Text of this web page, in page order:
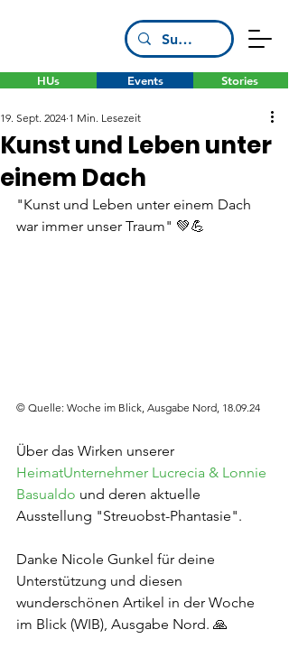
HUs Stories
Events
Kunst und Leben unter
einem Dach
19. Sept. 2024 1 Min. Lesezeit
"Kunst und Leben unter einem Dach
war immer unser Traum" 💚💪
© Quelle: Woche im Blick, Ausgabe Nord, 18.09.24
Über das Wirken unserer
HeimatUnternehmer Lucrecia & Lonnie
Basualdo und deren aktuelle
Ausstellung "Streuobst-Phantasie".
Danke Nicole Gunkel für deine
Unterstützung und diesen
wunderschönen Artikel in der Woche
im Blick (WIB), Ausgabe Nord. 🙏